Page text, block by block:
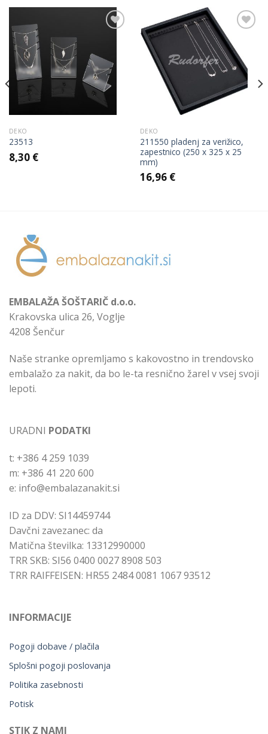
Add to
Wishlist
DEKO
23513
8,30 €
Add to
Wishlist
DEKO
211550 pladenj za verižico,
zapestnico (250 x 325 x 25
mm)
16,96 €
EMBALAŽA ŠOŠTARIČ d.o.o.
Krakovska ulica 26, Voglje
4208 Šenčur
Naše stranke opremljamo s kakovostno in trendovsko
embalažo za nakit, da bo le-ta resnično žarel v vsej svoji
lepoti.
URADNI PODATKI
t: +386 4 259 1039
m: +386 41 220 600
e: info@embalazanakit.si
ID za DDV: SI14459744
Davčni zavezanec: da
Matična številka: 13312990000
TRR SKB: SI56 0400 0027 8908 503
TRR RAIFFEISEN: HR55 2484 0081 1067 93512
INFORMACIJE
Pogoji dobave / plačila
Splošni pogoji poslovanja
Politika zasebnosti
Potisk
STIK Z NAMI